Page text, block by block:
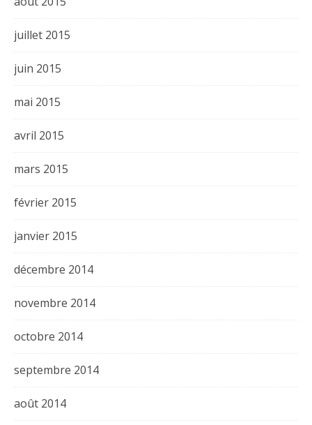
juillet 2015
juin 2015
mai 2015
avril 2015
mars 2015
février 2015
janvier 2015
décembre 2014
novembre 2014
octobre 2014
septembre 2014
août 2014